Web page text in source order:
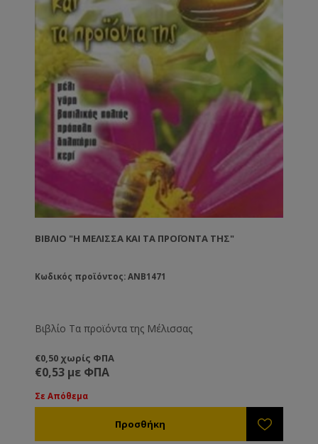
ΒΙΒΛΊΟ "Η ΜΈΛΙΣΣΑ ΚΑΙ ΤΑ ΠΡΟΪΌΝΤΑ ΤΗΣ"
Κωδικός προϊόντος: ANB1471
Βιβλίο Τα προϊόντα της Μέλισσας
€0,50 χωρίς ΦΠΑ
€0,53 με ΦΠΑ
Σε Απόθεμα